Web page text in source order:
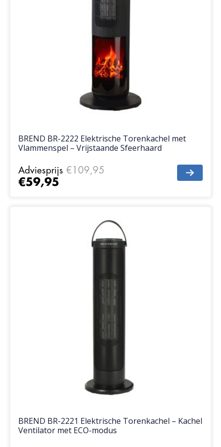
BREND BR-2222 Elektrische Torenkachel met
Vlammenspel – Vrijstaande Sfeerhaard
Adviesprijs €109,95
€59,95
BREND BR-2221 Elektrische Torenkachel – Kachel
Ventilator met ECO-modus